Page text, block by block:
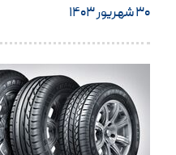
۳۰ شهریور ۱۴۰۳